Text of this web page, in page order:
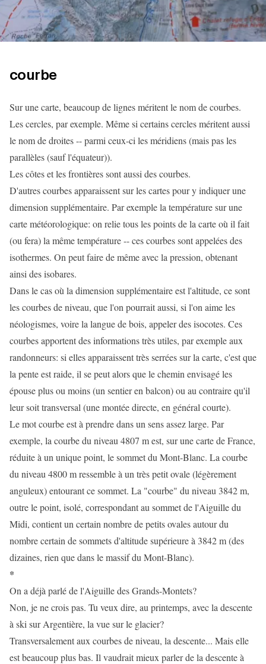
courbe
Sur une carte, beaucoup de lignes méritent le nom de courbes.
Les cercles, par exemple. Même si certains cercles méritent aussi
le nom de droites -- parmi ceux-ci les méridiens (mais pas les
parallèles (sauf l'équateur)).
Les côtes et les frontières sont aussi des courbes.
D'autres courbes apparaissent sur les cartes pour y indiquer une
dimension supplémentaire. Par exemple la température sur une
carte météorologique: on relie tous les points de la carte où il fait
(ou fera) la même température -- ces courbes sont appelées des
isothermes. On peut faire de même avec la pression, obtenant
ainsi des isobares.
Dans le cas où la dimension supplémentaire est l'altitude, ce sont
les courbes de niveau, que l'on pourrait aussi, si l'on aime les
néologismes, voire la langue de bois, appeler des isocotes. Ces
courbes apportent des informations très utiles, par exemple aux
randonneurs: si elles apparaissent très serrées sur la carte, c'est que
la pente est raide, il se peut alors que le chemin envisagé les
épouse plus ou moins (un sentier en balcon) ou au contraire qu'il
leur soit transversal (une montée directe, en général courte).
Le mot courbe est à prendre dans un sens assez large. Par
exemple, la courbe du niveau 4807 m est, sur une carte de France,
réduite à un unique point, le sommet du Mont-Blanc. La courbe
du niveau 4800 m ressemble à un très petit ovale (légèrement
anguleux) entourant ce sommet. La "courbe" du niveau 3842 m,
outre le point, isolé, correspondant au sommet de l'Aiguille du
Midi, contient un certain nombre de petits ovales autour du
nombre certain de sommets d'altitude supérieure à 3842 m (des
dizaines, rien que dans le massif du Mont-Blanc).
*
On a déjà parlé de l'Aiguille des Grands-Montets?
Non, je ne crois pas. Tu veux dire, au printemps, avec la descente
à ski sur Argentière, la vue sur le glacier?
Transversalement aux courbes de niveau, la descente... Mais elle
est beaucoup plus bas. Il vaudrait mieux parler de la descente à